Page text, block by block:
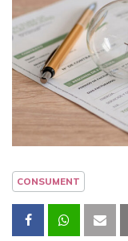
CONSUMENT